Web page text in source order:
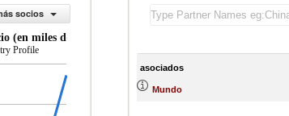
socios
(en miles de US$)
Profile
asociados
Mundo